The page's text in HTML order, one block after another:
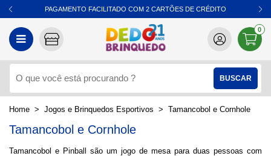
PAGAMENTO FACILITADO COM 2 CARTÕES DE CRÉDITO
0
Jogos e Brinquedos Esportivos Tamancobol e Cornhole
Tamancobol e Cornhole
Tamancobol e Pinball são um jogo de mesa para duas pessoas com